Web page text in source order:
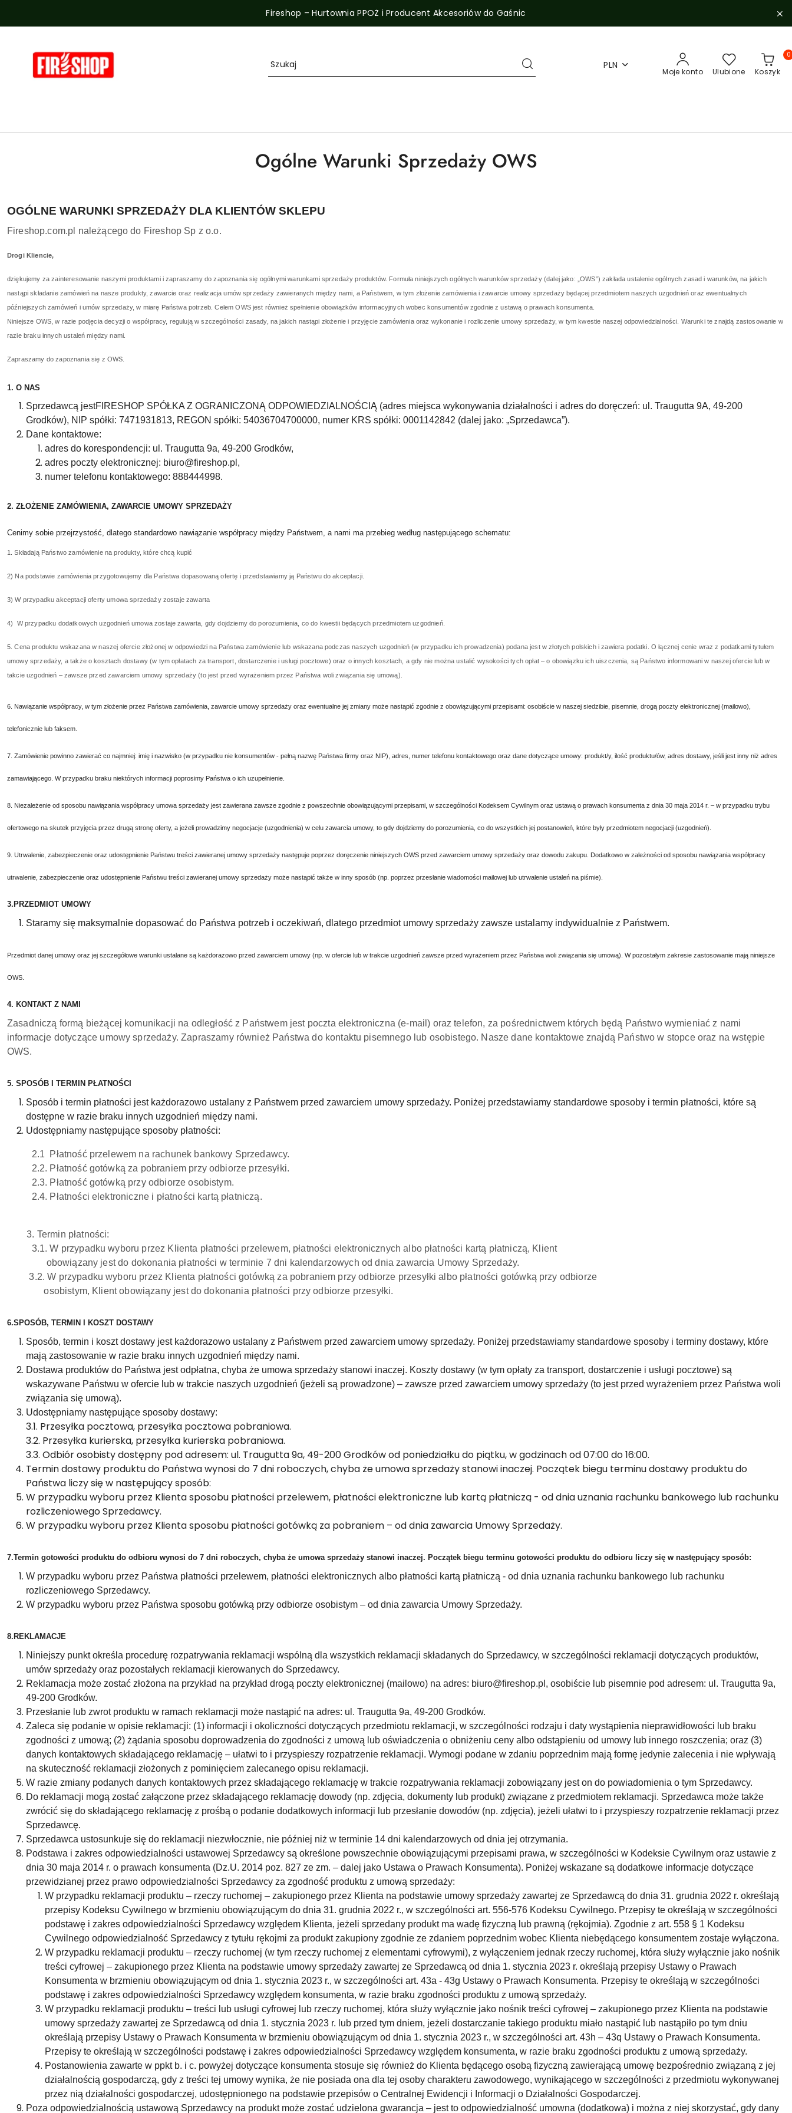
Fireshop – Hurtownia PPOŻ i Producent Akcesoriów do Gaśnic
PLN
Moje konto Ulubione Koszyk
0
Ogólne Warunki Sprzedaży OWS
OGÓLNE WARUNKI SPRZEDAŻY DLA KLIENTÓW SKLEPU
Fireshop.com.pl należącego do Fireshop Sp z o.o.
Drogi Kliencie,
dziękujemy za zainteresowanie naszymi produktami i zapraszamy do zapoznania się ogólnymi warunkami sprzedaży produktów. Formuła niniejszych ogólnych warunków sprzedaży (dalej jako: „OWS”) zakłada ustalenie ogólnych zasad i warunków, na jakich
nastąpi składanie zamówień na nasze produkty, zawarcie oraz realizacja umów sprzedaży zawieranych między nami, a Państwem, w tym złożenie zamówienia i zawarcie umowy sprzedaży będącej przedmiotem naszych uzgodnień oraz ewentualnych
późniejszych zamówień i umów sprzedaży, w miarę Państwa potrzeb. Celem OWS jest również spełnienie obowiązków informacyjnych wobec konsumentów zgodnie z ustawą o prawach konsumenta.
Niniejsze OWS, w razie podjęcia decyzji o współpracy, regulują w szczególności zasady, na jakich nastąpi złożenie i przyjęcie zamówienia oraz wykonanie i rozliczenie umowy sprzedaży, w tym kwestie naszej odpowiedzialności. Warunki te znajdą zastosowanie w
razie braku innych ustaleń między nami.
Zapraszamy do zapoznania się z OWS.
1. O NAS
Sprzedawcą jestFIRESHOP SPÓŁKA Z OGRANICZONĄ ODPOWIEDZIALNOŚCIĄ (adres miejsca wykonywania działalności i adres do doręczeń: ul. Traugutta 9A, 49-200
Grodków), NIP spółki: 7471931813, REGON spółki: 54036704700000, numer KRS spółki: 0001142842 (dalej jako: „Sprzedawca”).
Dane kontaktowe:
adres do korespondencji: ul. Traugutta 9a, 49-200 Grodków,
adres poczty elektronicznej: biuro@fireshop.pl,
numer telefonu kontaktowego: 888444998.
2. ZŁOŻENIE ZAMÓWIENIA, ZAWARCIE UMOWY SPRZEDAŻY
Cenimy sobie przejrzystość, dlatego standardowo nawiązanie współpracy między Państwem, a nami ma przebieg według następującego schematu:
1. Składają Państwo zamówienie na produkty, które chcą kupić
2) Na podstawie zamówienia przygotowujemy dla Państwa dopasowaną ofertę i przedstawiamy ją Państwu do akceptacji.
3) W przypadku akceptacji oferty umowa sprzedaży zostaje zawarta
4) W przypadku dodatkowych uzgodnień umowa zostaje zawarta, gdy dojdziemy do porozumienia, co do kwestii będących przedmiotem uzgodnień.
5. Cena produktu wskazana w naszej ofercie złożonej w odpowiedzi na Państwa zamówienie lub wskazana podczas naszych uzgodnień (w przypadku ich prowadzenia) podana jest w złotych polskich i zawiera podatki. O łącznej cenie wraz z podatkami tytułem
umowy sprzedaży, a także o kosztach dostawy (w tym opłatach za transport, dostarczenie i usługi pocztowe) oraz o innych kosztach, a gdy nie można ustalić wysokości tych opłat – o obowiązku ich uiszczenia, są Państwo informowani w naszej ofercie lub w
takcie uzgodnień – zawsze przed zawarciem umowy sprzedaży (to jest przed wyrażeniem przez Państwa woli związania się umową).
6. Nawiązanie współpracy, w tym złożenie przez Państwa zamówienia, zawarcie umowy sprzedaży oraz ewentualne jej zmiany może nastąpić zgodnie z obowiązującymi przepisami: osobiście w naszej siedzibie, pisemnie, drogą poczty elektronicznej (mailowo),
telefonicznie lub faksem.
7. Zamówienie powinno zawierać co najmniej: imię i nazwisko (w przypadku nie konsumentów - pełną nazwę Państwa firmy oraz NIP), adres, numer telefonu kontaktowego oraz dane dotyczące umowy: produkt/y, ilość produktu/ów, adres dostawy, jeśli jest inny niż adres
zamawiającego. W przypadku braku niektórych informacji poprosimy Państwa o ich uzupełnienie.
8. Niezależenie od sposobu nawiązania współpracy umowa sprzedaży jest zawierana zawsze zgodnie z powszechnie obowiązującymi przepisami, w szczególności Kodeksem Cywilnym oraz ustawą o prawach konsumenta z dnia 30 maja 2014 r. – w przypadku trybu
ofertowego na skutek przyjęcia przez drugą stronę oferty, a jeżeli prowadzimy negocjacje (uzgodnienia) w celu zawarcia umowy, to gdy dojdziemy do porozumienia, co do wszystkich jej postanowień, które były przedmiotem negocjacji (uzgodnień).
9. Utrwalenie, zabezpieczenie oraz udostępnienie Państwu treści zawieranej umowy sprzedaży następuje poprzez doręczenie niniejszych OWS przed zawarciem umowy sprzedaży oraz dowodu zakupu. Dodatkowo w zależności od sposobu nawiązania współpracy
utrwalenie, zabezpieczenie oraz udostępnienie Państwu treści zawieranej umowy sprzedaży może nastąpić także w inny sposób (np. poprzez przesłanie wiadomości mailowej lub utrwalenie ustaleń na piśmie).
3.PRZEDMIOT UMOWY
Staramy się maksymalnie dopasować do Państwa potrzeb i oczekiwań, dlatego przedmiot umowy sprzedaży zawsze ustalamy indywidualnie z Państwem.
Przedmiot danej umowy oraz jej szczegółowe warunki ustalane są każdorazowo przed zawarciem umowy (np. w ofercie lub w trakcie uzgodnień zawsze przed wyrażeniem przez Państwa woli związania się umową). W pozostałym zakresie zastosowanie mają niniejsze
OWS
4. KONTAKT Z NAMI
Zasadniczą formą bieżącej komunikacji na odległość z Państwem jest poczta elektroniczna (e-mail) oraz telefon, za pośrednictwem których będą Państwo wymieniać z nami
informacje dotyczące umowy sprzedaży. Zapraszamy również Państwa do kontaktu pisemnego lub osobistego. Nasze dane kontaktowe znajdą Państwo w stopce oraz na wstępie
OWS.
5. SPOSÓB I TERMIN PŁATNOŚCI
Sposób i termin płatności jest każdorazowo ustalany z Państwem przed zawarciem umowy sprzedaży. Poniżej przedstawiamy standardowe sposoby i termin płatności, które są
dostępne w razie braku innych uzgodnień między nami.
Udostępniamy następujące sposoby płatności:
2.1 Płatność przelewem na rachunek bankowy Sprzedawcy.
2.2. Płatność gotówką za pobraniem przy odbiorze przesyłki.
2.3. Płatność gotówką przy odbiorze osobistym.
2.4. Płatności elektroniczne i płatności kartą płatniczą.
3. Termin płatności:
3.1. W przypadku wyboru przez Klienta płatności przelewem, płatności elektronicznych albo płatności kartą płatniczą, Klient
obowiązany jest do dokonania płatności w terminie 7 dni kalendarzowych od dnia zawarcia Umowy Sprzedaży.
3.2. W przypadku wyboru przez Klienta płatności gotówką za pobraniem przy odbiorze przesyłki albo płatności gotówką przy odbiorze
osobistym, Klient obowiązany jest do dokonania płatności przy odbiorze przesyłki.
6.SPOSÓB, TERMIN I KOSZT DOSTAWY
Sposób, termin i koszt dostawy jest każdorazowo ustalany z Państwem przed zawarciem umowy sprzedaży. Poniżej przedstawiamy standardowe sposoby i terminy dostawy, które
mają zastosowanie w razie braku innych uzgodnień między nami.
Dostawa produktów do Państwa jest odpłatna, chyba że umowa sprzedaży stanowi inaczej. Koszty dostawy (w tym opłaty za transport, dostarczenie i usługi pocztowe) są
wskazywane Państwu w ofercie lub w trakcie naszych uzgodnień (jeżeli są prowadzone) – zawsze przed zawarciem umowy sprzedaży (to jest przed wyrażeniem przez Państwa woli
związania się umową).
Udostępniamy następujące sposoby dostawy:
3.1. Przesyłka pocztowa, przesyłka pocztowa pobraniowa.
3.2. Przesyłka kurierska, przesyłka kurierska pobraniowa.
3.3. Odbiór osobisty dostępny pod adresem: ul. Traugutta 9a, 49-200 Grodków od poniedziałku do piątku, w godzinach od 07:00 do 16:00.
Termin dostawy produktu do Państwa wynosi do 7 dni roboczych, chyba że umowa sprzedaży stanowi inaczej. Początek biegu terminu dostawy produktu do
Państwa liczy się w następujący sposób:
W przypadku wyboru przez Klienta sposobu płatności przelewem, płatności elektroniczne lub kartą płatniczą - od dnia uznania rachunku bankowego lub rachunku
rozliczeniowego Sprzedawcy.
W przypadku wyboru przez Klienta sposobu płatności gotówką za pobraniem – od dnia zawarcia Umowy Sprzedaży.
7.Termin gotowości produktu do odbioru wynosi do 7 dni roboczych, chyba że umowa sprzedaży stanowi inaczej. Początek biegu terminu gotowości produktu do odbioru liczy się w następujący sposób:
W przypadku wyboru przez Państwa płatności przelewem, płatności elektronicznych albo płatności kartą płatniczą - od dnia uznania rachunku bankowego lub rachunku
rozliczeniowego Sprzedawcy.
W przypadku wyboru przez Państwa sposobu gotówką przy odbiorze osobistym – od dnia zawarcia Umowy Sprzedaży.
8.REKLAMACJE
Niniejszy punkt określa procedurę rozpatrywania reklamacji wspólną dla wszystkich reklamacji składanych do Sprzedawcy, w szczególności reklamacji dotyczących produktów,
umów sprzedaży oraz pozostałych reklamacji kierowanych do Sprzedawcy.
Reklamacja może zostać złożona na przykład na przykład drogą poczty elektronicznej (mailowo) na adres: biuro@fireshop.pl , osobiście lub pisemnie pod adresem: ul. Traugutta 9a,
49-200 Grodków.
Przesłanie lub zwrot produktu w ramach reklamacji może nastąpić na adres: ul. Traugutta 9a, 49-200 Grodków.
Zaleca się podanie w opisie reklamacji: (1) informacji i okoliczności dotyczących przedmiotu reklamacji, w szczególności rodzaju i daty wystąpienia nieprawidłowości lub braku
zgodności z umową; (2) żądania sposobu doprowadzenia do zgodności z umową lub oświadczenia o obniżeniu ceny albo odstąpieniu od umowy lub innego roszczenia; oraz (3)
danych kontaktowych składającego reklamację – ułatwi to i przyspieszy rozpatrzenie reklamacji. Wymogi podane w zdaniu poprzednim mają formę jedynie zalecenia i nie wpływają
na skuteczność reklamacji złożonych z pominięciem zalecanego opisu reklamacji.
W razie zmiany podanych danych kontaktowych przez składającego reklamację w trakcie rozpatrywania reklamacji zobowiązany jest on do powiadomienia o tym Sprzedawcy.
Do reklamacji mogą zostać załączone przez składającego reklamację dowody (np. zdjęcia, dokumenty lub produkt) związane z przedmiotem reklamacji. Sprzedawca może także
zwrócić się do składającego reklamację z prośbą o podanie dodatkowych informacji lub przesłanie dowodów (np. zdjęcia), jeżeli ułatwi to i przyspieszy rozpatrzenie reklamacji przez
Sprzedawcę.
Sprzedawca ustosunkuje się do reklamacji niezwłocznie, nie później niż w terminie 14 dni kalendarzowych od dnia jej otrzymania.
Podstawa i zakres odpowiedzialności ustawowej Sprzedawcy są określone powszechnie obowiązującymi przepisami prawa, w szczególności w Kodeksie Cywilnym oraz ustawie z
dnia 30 maja 2014 r. o prawach konsumenta (Dz.U. 2014 poz. 827 ze zm. – dalej jako Ustawa o Prawach Konsumenta). Poniżej wskazane są dodatkowe informacje dotyczące
przewidzianej przez prawo odpowiedzialności Sprzedawcy za zgodność produktu z umową sprzedaży:
W przypadku reklamacji produktu – rzeczy ruchomej – zakupionego przez Klienta na podstawie umowy sprzedaży zawartej ze Sprzedawcą do dnia 31. grudnia 2022 r. określają
przepisy Kodeksu Cywilnego w brzmieniu obowiązującym do dnia 31. grudnia 2022 r., w szczególności art. 556-576 Kodeksu Cywilnego. Przepisy te określają w szczególności
podstawę i zakres odpowiedzialności Sprzedawcy względem Klienta, jeżeli sprzedany produkt ma wadę fizyczną lub prawną (rękojmia). Zgodnie z art. 558 § 1 Kodeksu
Cywilnego odpowiedzialność Sprzedawcy z tytułu rękojmi za produkt zakupiony zgodnie ze zdaniem poprzednim wobec Klienta niebędącego konsumentem zostaje wyłączona.
W przypadku reklamacji produktu – rzeczy ruchomej (w tym rzeczy ruchomej z elementami cyfrowymi), z wyłączeniem jednak rzeczy ruchomej, która służy wyłącznie jako nośnik
treści cyfrowej – zakupionego przez Klienta na podstawie umowy sprzedaży zawartej ze Sprzedawcą od dnia 1. stycznia 2023 r. określają przepisy Ustawy o Prawach
Konsumenta w brzmieniu obowiązującym od dnia 1. stycznia 2023 r., w szczególności art. 43a - 43g Ustawy o Prawach Konsumenta. Przepisy te określają w szczególności
podstawę i zakres odpowiedzialności Sprzedawcy względem konsumenta, w razie braku zgodności produktu z umową sprzedaży.
W przypadku reklamacji produktu – treści lub usługi cyfrowej lub rzeczy ruchomej, która służy wyłącznie jako nośnik treści cyfrowej – zakupionego przez Klienta na podstawie
umowy sprzedaży zawartej ze Sprzedawcą od dnia 1. stycznia 2023 r. lub przed tym dniem, jeżeli dostarczanie takiego produktu miało nastąpić lub nastąpiło po tym dniu
określają przepisy Ustawy o Prawach Konsumenta w brzmieniu obowiązującym od dnia 1. stycznia 2023 r., w szczególności art. 43h – 43q Ustawy o Prawach Konsumenta.
Przepisy te określają w szczególności podstawę i zakres odpowiedzialności Sprzedawcy względem konsumenta, w razie braku zgodności produktu z umową sprzedaży.
Postanowienia zawarte w ppkt b. i c. powyżej dotyczące konsumenta stosuje się również do Klienta będącego osobą fizyczną zawierającą umowę bezpośrednio związaną z jej
działalnością gospodarczą, gdy z treści tej umowy wynika, że nie posiada ona dla tej osoby charakteru zawodowego, wynikającego w szczególności z przedmiotu wykonywanej
przez nią działalności gospodarczej, udostępnionego na podstawie przepisów o Centralnej Ewidencji i Informacji o Działalności Gospodarczej.
Poza odpowiedzialnością ustawową Sprzedawcy na produkt może zostać udzielona gwarancja – jest to odpowiedzialność umowna (dodatkowa) i można z niej skorzystać, gdy dany